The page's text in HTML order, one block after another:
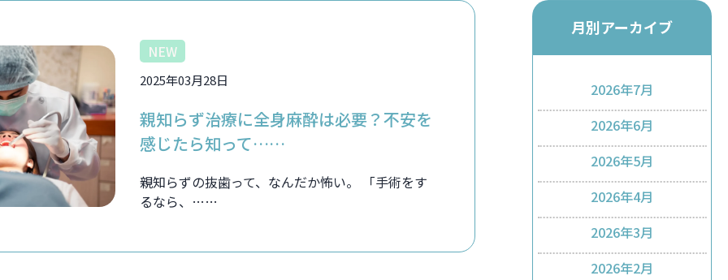
NEW
2025年03月28日
親知らず治療に全身麻酔は必要？不安を
感じたら知って……
親知らずの抜歯って、なんだか怖い。 「手術をす
るなら、……
月別アーカイブ
2026年7月
2026年6月
2026年5月
2026年4月
2026年3月
2026年2月